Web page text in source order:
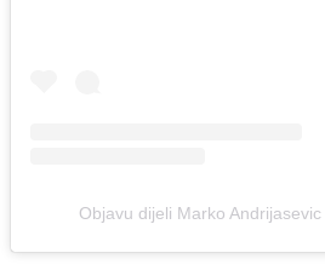
Objavu dijeli Marko